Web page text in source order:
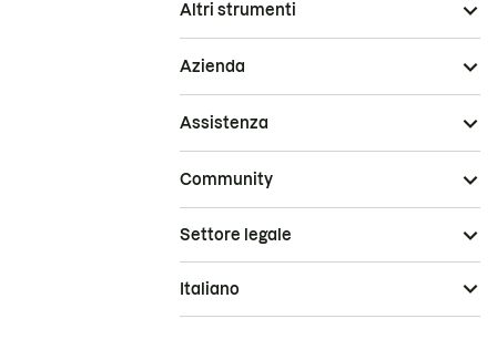
Altri strumenti
Azienda
Assistenza
Community
Settore legale
Italiano